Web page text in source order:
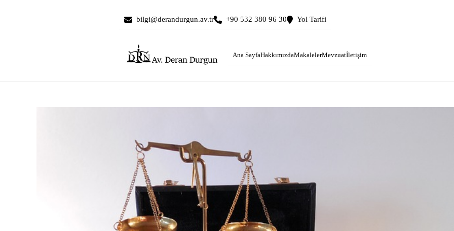
bilgi@derandurgun.av.tr +90 532 380 96 30 Yol Tarifi
Ana SayfaHakkımızdaMakalelerMevzuatİletişim